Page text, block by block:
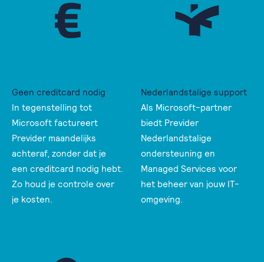
Geen creditcard nodig
In tegenstelling tot
Microsoft factureert
Previder maandelijks
achteraf, zonder dat je
een creditcard nodig hebt.
Zo houd je controle over
je kosten.
Nederlandstalige support
Als Microsoft-partner
biedt Previder
Nederlandstalige
ondersteuning en
Managed Services voor
het beheer van jouw IT-
omgeving.